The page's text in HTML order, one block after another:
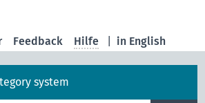
in English
Feedback Hilfe
system